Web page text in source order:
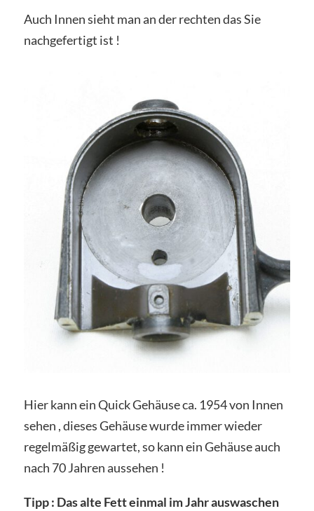
Auch Innen sieht man an der rechten das Sie
nachgefertigt ist !
Hier kann ein Quick Gehäuse ca. 1954 von Innen
sehen , dieses Gehäuse wurde immer wieder
regelmäßig gewartet, so kann ein Gehäuse auch
nach 70 Jahren aussehen !
Tipp : Das alte Fett einmal im Jahr auswaschen